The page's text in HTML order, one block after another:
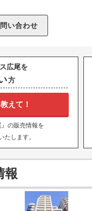
広尾を
方
えて！
』の販売情報を
たします。
報